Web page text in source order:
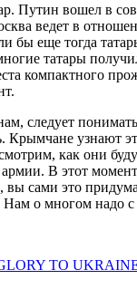
Путин вошел в
ведет в
бы еще тогда
татары
компактного
следует
Крымчане
как они
В этот
сами это
Нам о многом надо
TO